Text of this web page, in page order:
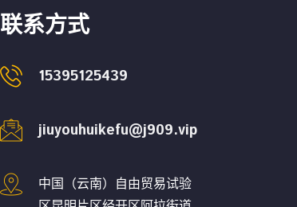
联系方式
15395125439
jiuyouhuikefu@j909.vip
中国（云南）自由贸易试验